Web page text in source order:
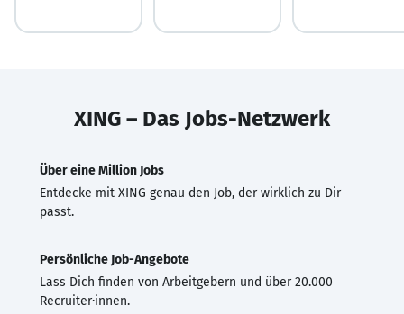
XING – Das Jobs-Netzwerk
Über eine Million Jobs
Entdecke mit XING genau den Job, der wirklich zu Dir
passt.
Persönliche Job-Angebote
Lass Dich finden von Arbeitgebern und über 20.000
Recruiter·innen.